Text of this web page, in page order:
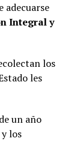
adecuarse
Integral y
los
les
un año
y los